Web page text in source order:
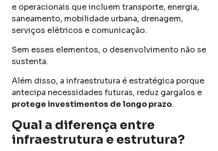
e operacionais que incluem transporte, energia,
saneamento, mobilidade urbana, drenagem,
serviços elétricos e comunicação.
Sem esses elementos, o desenvolvimento não se
sustenta.
Além disso, a infraestrutura é estratégica porque
antecipa necessidades futuras, reduz gargalos e
protege investimentos de longo prazo.
Qual a diferença entre
infraestrutura e estrutura?